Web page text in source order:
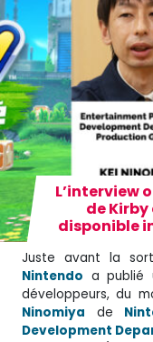
L’interview
de
disponible
Juste avant la
Nintendo a publié
développeurs, du
Ninomiya de
Development